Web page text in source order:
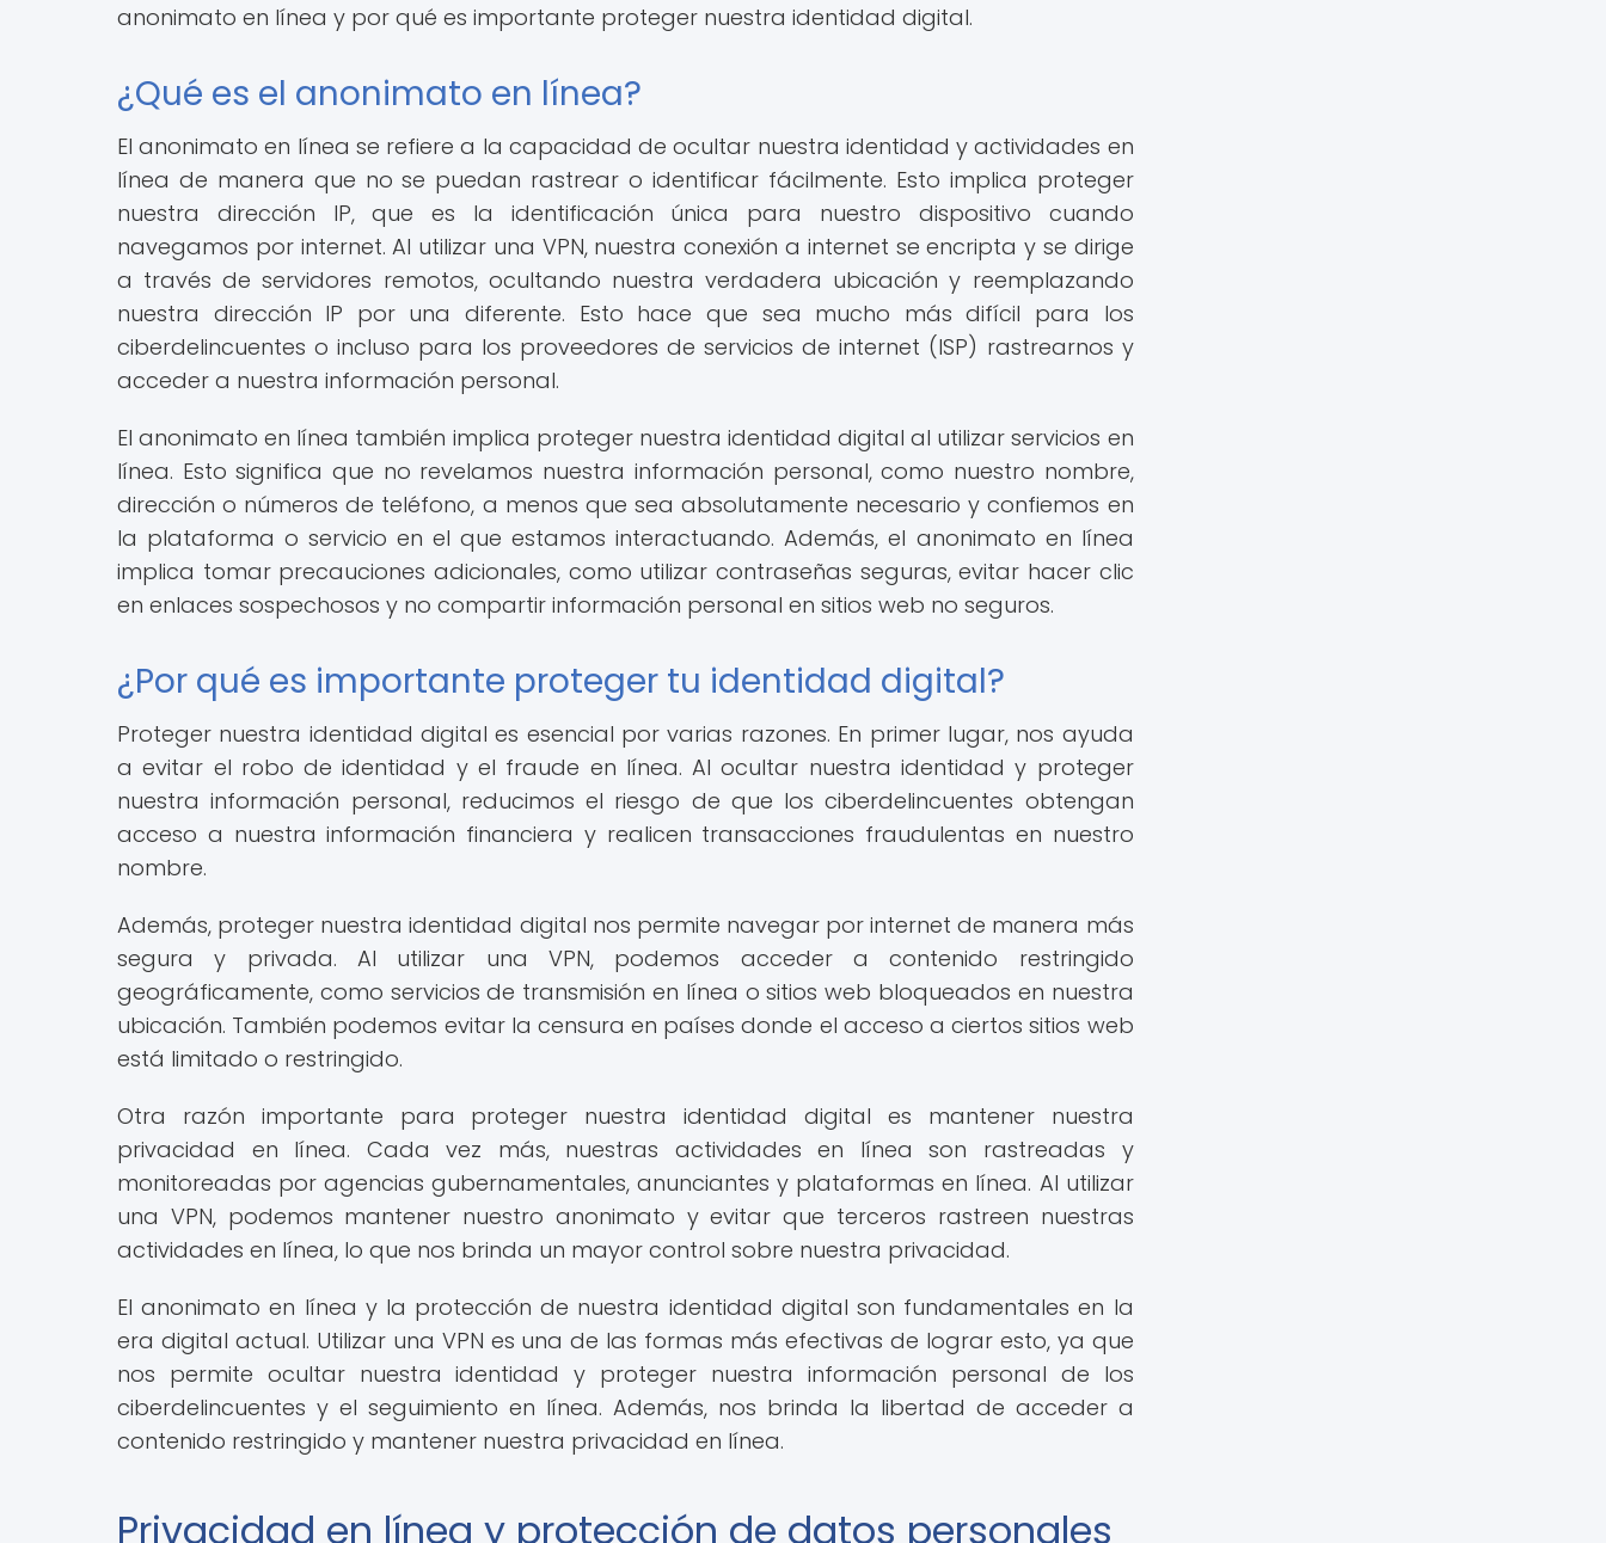
anonimato en línea y por qué es importante proteger nuestra identidad digital.
¿Qué es el anonimato en línea?
El anonimato en línea se refiere a la capacidad de ocultar nuestra identidad y actividades en
línea de manera que no se puedan rastrear o identificar fácilmente. Esto implica proteger
nuestra dirección IP, que es la identificación única para nuestro dispositivo cuando
navegamos por internet. Al utilizar una VPN, nuestra conexión a internet se encripta y se dirige
a través de servidores remotos, ocultando nuestra verdadera ubicación y reemplazando
nuestra dirección IP por una diferente. Esto hace que sea mucho más difícil para los
ciberdelincuentes o incluso para los proveedores de servicios de internet (ISP) rastrearnos y
acceder a nuestra información personal.
El anonimato en línea también implica proteger nuestra identidad digital al utilizar servicios en
línea. Esto significa que no revelamos nuestra información personal, como nuestro nombre,
dirección o números de teléfono, a menos que sea absolutamente necesario y confiemos en
la plataforma o servicio en el que estamos interactuando. Además, el anonimato en línea
implica tomar precauciones adicionales, como utilizar contraseñas seguras, evitar hacer clic
en enlaces sospechosos y no compartir información personal en sitios web no seguros.
¿Por qué es importante proteger tu identidad digital?
Proteger nuestra identidad digital es esencial por varias razones. En primer lugar, nos ayuda
a evitar el robo de identidad y el fraude en línea. Al ocultar nuestra identidad y proteger
nuestra información personal, reducimos el riesgo de que los ciberdelincuentes obtengan
acceso a nuestra información financiera y realicen transacciones fraudulentas en nuestro
nombre.
Además, proteger nuestra identidad digital nos permite navegar por internet de manera más
segura y privada. Al utilizar una VPN, podemos acceder a contenido restringido
geográficamente, como servicios de transmisión en línea o sitios web bloqueados en nuestra
ubicación. También podemos evitar la censura en países donde el acceso a ciertos sitios web
está limitado o restringido.
Otra razón importante para proteger nuestra identidad digital es mantener nuestra
privacidad en línea. Cada vez más, nuestras actividades en línea son rastreadas y
monitoreadas por agencias gubernamentales, anunciantes y plataformas en línea. Al utilizar
una VPN, podemos mantener nuestro anonimato y evitar que terceros rastreen nuestras
actividades en línea, lo que nos brinda un mayor control sobre nuestra privacidad.
El anonimato en línea y la protección de nuestra identidad digital son fundamentales en la
era digital actual. Utilizar una VPN es una de las formas más efectivas de lograr esto, ya que
nos permite ocultar nuestra identidad y proteger nuestra información personal de los
ciberdelincuentes y el seguimiento en línea. Además, nos brinda la libertad de acceder a
contenido restringido y mantener nuestra privacidad en línea.
Privacidad en línea y protección de datos personales